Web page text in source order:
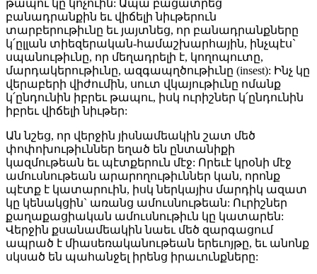
թապու կը կոչուին: Ապա բացատրեց
բանադրանքին եւ վիճելի նիւթերուն
տարբերութիւնը եւ յայտնեց, որ բանադրանքները
կ՛ըլլան տիեզերական-համաշխարհային, ինչպէս`
սպանութիւնը, որ մեղադրելի է, կողոպուտը,
մարդակերութիւնը, ազգապղծութիւնը (insest): Ինչ կը
վերաբերի վիժումին, սուտ վկայութիւնը ոմանք
կ՛ընդունին իբրեւ թապու, իսկ ուրիշներ կ՛ընդունին
իբրեւ վիճելի նիւթեր:
Ան նշեց, որ վերջին յիսնամեակին շատ մեծ
փոփոխութիւններ եղած են ընտանիքի
կազմութեան եւ պէտքերուն մէջ: Որեւէ կրօնի մէջ
ամուսնութեան արարողութիւններ կան, որոնք
պէտք է կատարուին, իսկ ներկայիս մարդիկ ազատ
կը կենակցին` առանց ամուսնութեան: Ուրիշներ
քաղաքացիական ամուսնութիւն կը կատարեն:
Վերջին քսանամեակին նաեւ մեծ զարգացում
ապրած է միասեռականութեան երեւոյթը, եւ անոնք
սկսած են պահանջել իրենց իրաւունքները: